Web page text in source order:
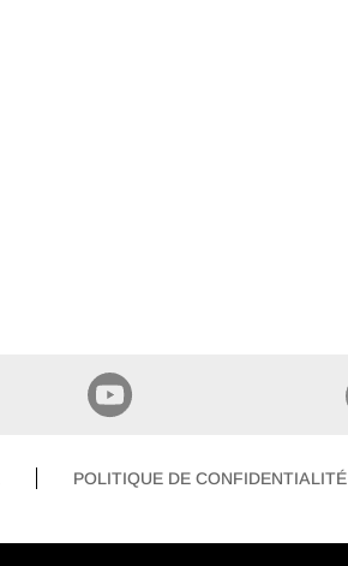
POLITIQUE DE CONFIDENTIALITÉ